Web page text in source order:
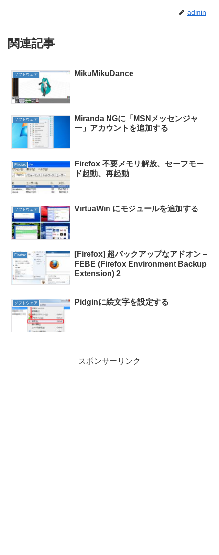
admin
関連記事
ソフトウェア MikuMikuDance
ソフトウェア
Miranda NGに「MSNメッセンジャ
ー」アカウントを追加する
Firefox
Firefox 不要メモリ解放、セーフモー
ド起動、再起動
ソフトウェア VirtuaWin にモジュールを追加する
Firefox
[Firefox] 超バックアップなアドオン –
FEBE (Firefox Environment Backup
Extension) 2
ソフトウェア Pidginに絵文字を設定する
スポンサーリンク